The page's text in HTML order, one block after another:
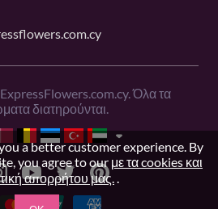
Όλα τα
διατηρούνται.
a better customer experience. By
you agree to our με τα cookies και
απορρήτου μας..